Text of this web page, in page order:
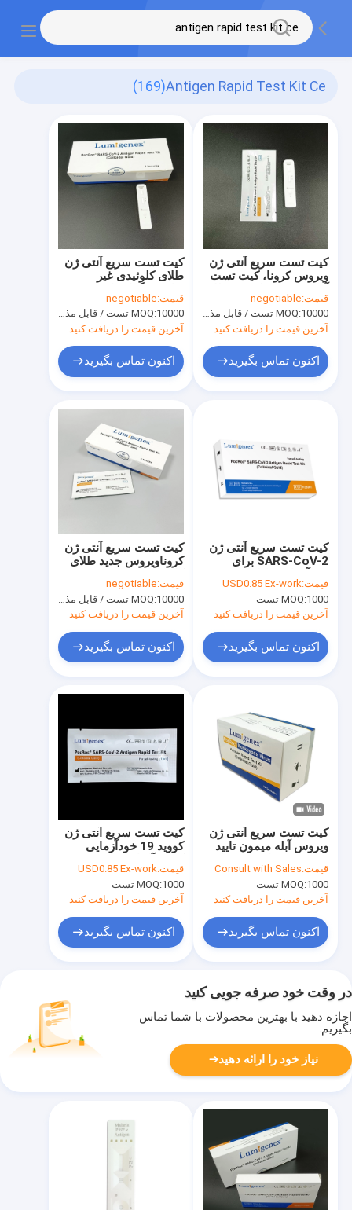
Antigen Rapid Test Kit Ce
(169)
کیت تست سریع آنتی ژن
طلای کلوئیدی غیر
قیمت:negotiable
MOQ:10000 تست / قابل مذاکره
آخرین قیمت را دریافت کنید
اکنون تماس بگیرید
کیت تست سریع آنتی ژن
ویروس کرونا، کیت تست
قیمت:negotiable
MOQ:10000 تست / قابل مذاکره
آخرین قیمت را دریافت کنید
اکنون تماس بگیرید
کیت تست سریع آنتی ژن
کروناویروس جدید طلای
قیمت:negotiable
MOQ:10000 تست / قابل مذاکره
آخرین قیمت را دریافت کنید
اکنون تماس بگیرید
کیت تست سریع آنتی ژن
SARS-CoV-2 برای
گواهینامه CE
قیمت:USD0.85 Ex-work
MOQ:1000 تست
آخرین قیمت را دریافت کنید
اکنون تماس بگیرید
کیت تست سریع آنتی ژن
کووید 19 خودآزمایی
BfArM
قیمت:USD0.85 Ex-work
MOQ:1000 تست
آخرین قیمت را دریافت کنید
اکنون تماس بگیرید
کیت تست سریع آنتی ژن
ویروس آبله میمون تایید
دقت بالا 15 دقیقه
قیمت:Consult with Sales
MOQ:1000 تست
آخرین قیمت را دریافت کنید
اکنون تماس بگیرید
در وقت خود صرفه جویی کنید
اجازه دهید با بهترین محصولات با شما تماس
بگیریم.
نیاز خود را ارائه دهید